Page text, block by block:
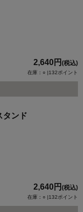
2,640円 (税込)
在庫：○ |132ポイント
タンド
2,640円 (税込)
在庫：○ |132ポイント